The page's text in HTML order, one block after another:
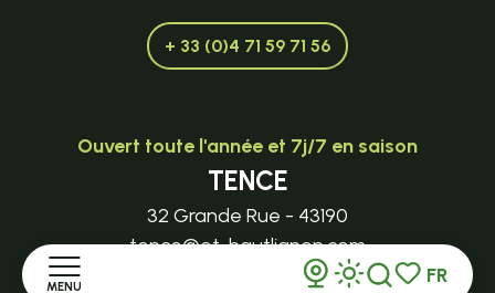
MENU FR
+ 33 (0)4 71 59 71 56
Ouvert toute l'année et 7j/7 en saison
TENCE
32 Grande Rue - 43190
tence@ot-hautlignon.com